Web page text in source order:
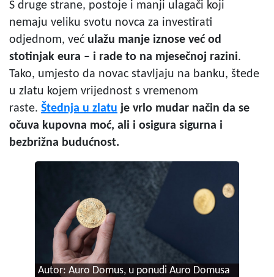
S druge strane, postoje i manji ulagači koji
nemaju veliku svotu novca za investirati
odjednom, već ulažu manje iznose već od
stotinjak eura – i rade to na mjesečnoj razini.
Tako, umjesto da novac stavljaju na banku, štede
u zlatu kojem vrijednost s vremenom
raste. Štednja u zlatu je vrlo mudar način da se
očuva kupovna moć, ali i osigura sigurna i
bezbrižna budućnost.
Autor: Auro Domus, u ponudi Auro Domusa